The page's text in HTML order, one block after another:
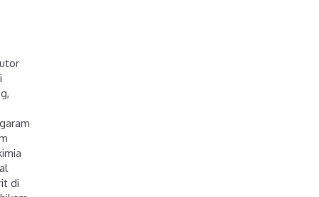
garam
di